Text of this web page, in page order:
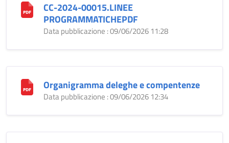
CC-2024-00015.LINEE
PROGRAMMATICHEPDF
Data pubblicazione : 09/06/2026 11:28
Organigramma deleghe e compentenze
Data pubblicazione : 09/06/2026 12:34